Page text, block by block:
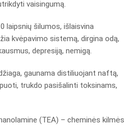
vaisingumą.
laipsnių šilumos, išlaisvina
kvėpavimo sistemą, dirgina odą,
depresiją, nemigą.
gaunama distiliuojant naftą,
trukdo pasišalinti toksinams,
(TEA) – cheminės kilmės